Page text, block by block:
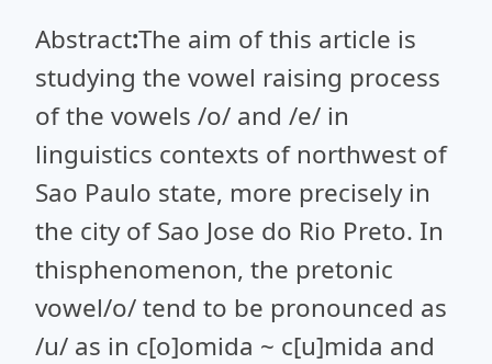
Abstract:The aim of this article is
studying the vowel raising process
of the vowels /o/ and /e/ in
linguistics contexts of northwest of
Sao Paulo state, more precisely in
the city of Sao Jose do Rio Preto. In
thisphenomenon, the pretonic
vowel/o/ tend to be pronounced as
/u/ as in c[o]omida ~ c[u]mida and